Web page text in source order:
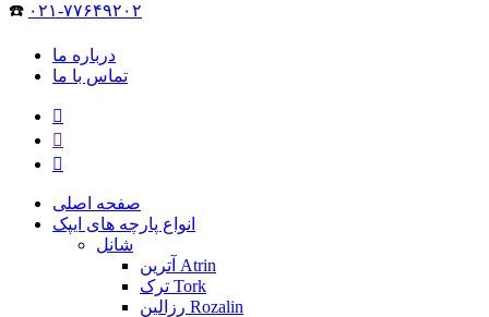
☎️ ۰۲۱-۷۷۶۴۹۲۰۲
درباره ما
تماس با ما
صفحه اصلی
انواع پارچه های ایپک
شانل
آترین Atrin
ترک Tork
رزالین Rozalin